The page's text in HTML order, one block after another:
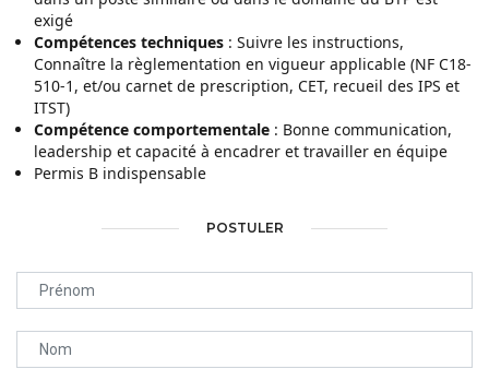
exigé
Compétences techniques : Suivre les instructions,
Connaître la règlementation en vigueur applicable (NF C18-
510-1, et/ou carnet de prescription, CET, recueil des IPS et
ITST)
Compétence comportementale : Bonne communication,
leadership et capacité à encadrer et travailler en équipe
Permis B indispensable
POSTULER